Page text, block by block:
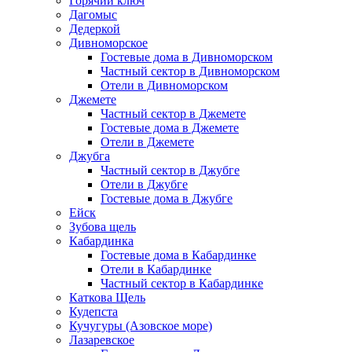
Дагомыс
Дедеркой
Дивноморское
Гостевые дома в Дивноморском
Частный сектор в Дивноморском
Отели в Дивноморском
Джемете
Частный сектор в Джемете
Гостевые дома в Джемете
Отели в Джемете
Джубга
Частный сектор в Джубге
Отели в Джубге
Гостевые дома в Джубге
Ейск
Зубова щель
Кабардинка
Гостевые дома в Кабардинке
Отели в Кабардинке
Частный сектор в Кабардинке
Каткова Щель
Кудепста
Кучугуры (Азовское море)
Лазаревское